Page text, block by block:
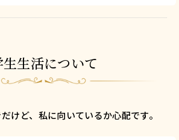
生生活について
けど、私に向いているか心配です。